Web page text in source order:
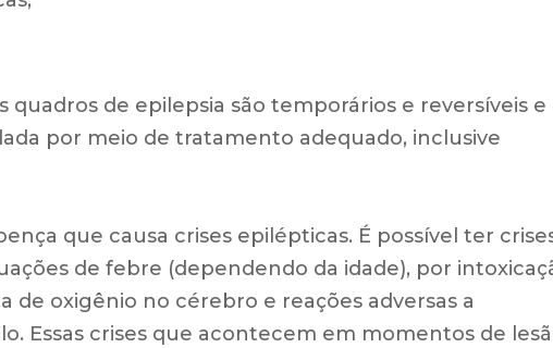
quadros de epilepsia são temporários e reversíveis e
por meio de tratamento adequado, inclusive
que causa crises epilépticas. É possível ter
de febre (dependendo da idade), por
de oxigênio no cérebro e reações adversas a
Essas crises que acontecem em momentos de